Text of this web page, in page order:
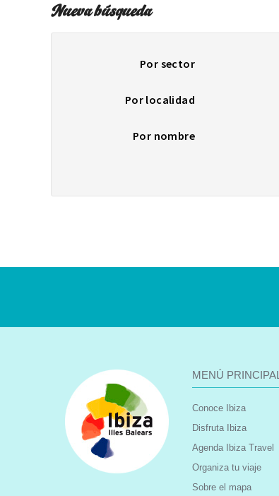
Nueva búsqueda
Por sector
Por localidad
Por nombre
MENÚ PRINCIPAL
Conoce Ibiza
Disfruta Ibiza
Agenda Ibiza Travel
Organiza tu viaje
Sobre el mapa